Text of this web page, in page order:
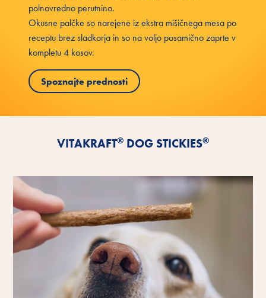
polnovredno perutnino.
Okusne palčke so narejene iz ekstra mišičnega mesa po
receptu brez sladkorja in so na voljo posamično zaprte v
kompletu 4 kosov.
Spoznajte prednosti
VITAKRAFT® DOG STICKIES®